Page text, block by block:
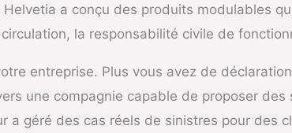
a conçu des produits modulables
la responsabilité civile de
entreprise. Plus vous avez de
une compagnie capable de proposer
a géré des cas réels de sinistres pour des